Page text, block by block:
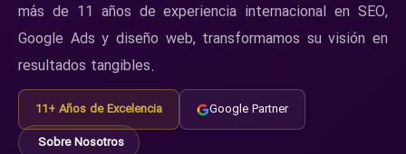
más de 11 años de experiencia internacional en SEO,
Google Ads y diseño web, transformamos su visión en
resultados tangibles.
11+ Años de Excelencia
Google Partner
Sobre Nosotros